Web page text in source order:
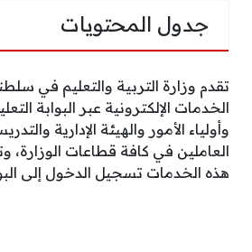
جدول المحتويات
تقدم وزارة التربية والتعليم في
الخدمات الإلكترونية عبر البوابة
وأولياء الأمور والهيئة الإدارية
العاملين في كافة قطاعات الوزارة،
هذه الخدمات تسجيل الدخول إلى